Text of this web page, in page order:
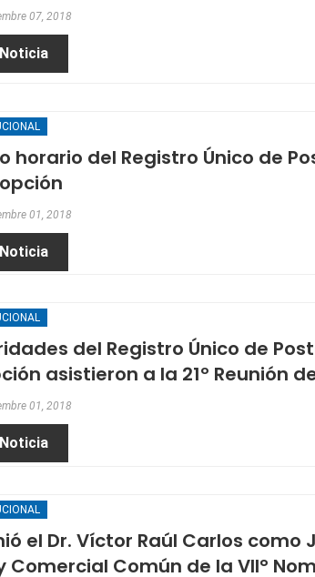
07, 2018
horario del Registro Único de
01, 2018
del Registro Único de
asistieron a la 21º Reunión
01, 2018
el Dr. Víctor Raúl Carlos como
Comercial Común de la VII°